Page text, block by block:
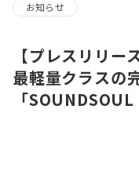
お知らせ
【プレスリリ
最軽量クラスの
「